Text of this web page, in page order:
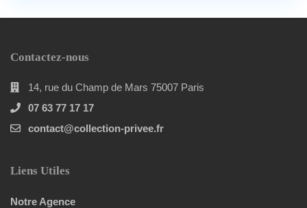
Contactez-nous
14, rue du Champ de Mars 75007 Paris
07 63 77 17 17
contact@collection-privee.fr
Liens Utiles
Notre Agence